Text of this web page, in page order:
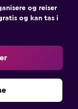
og reiser
og kan tas i